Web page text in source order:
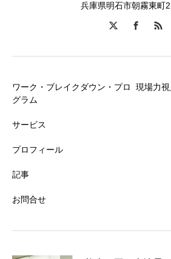
兵庫県明石市朝霧東町
ワーク・ブレイクダウン・プロ
グラム
サービス
プロフィール
記事
お問合せ
現場力